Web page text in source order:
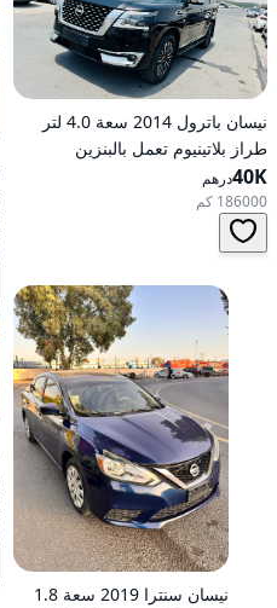
نيسان باترول 2014 سعة 4.0 لتر
طراز بلاتينيوم تعمل بالبنزين
أوتوماتيكية بدفع كلي
40Kدرهم
186000 كم
نيسان سنترا 2019 سعة 1.8